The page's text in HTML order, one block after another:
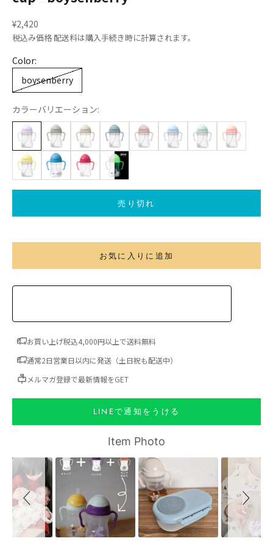
セール価格
¥2,420
税込み価格配送料は購入手続き時に計算されます。
Color:
boysenberry
カラーバリエーション:
売り切れ
お気に入りに追加
お買い上げ税込4,000円以上で送料無料
通常2日営業日以内に発送（土日祝も配送中）
メルマガ登録で最新情報をGET
LINEで通知をうける
Item Photo